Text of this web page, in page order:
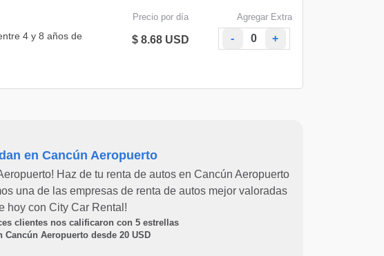
4 y 8 años de
Precio por día
$ 8.68 USD
Agregar Extra
- +
en Cancún Aeropuerto
Haz de tu renta de autos en Cancún Aeropuerto
una de las empresas de renta de autos mejor valoradas
hoy con City Car Rental!
clientes nos calificaron con 5 estrellas
Cancún Aeropuerto desde 20USD